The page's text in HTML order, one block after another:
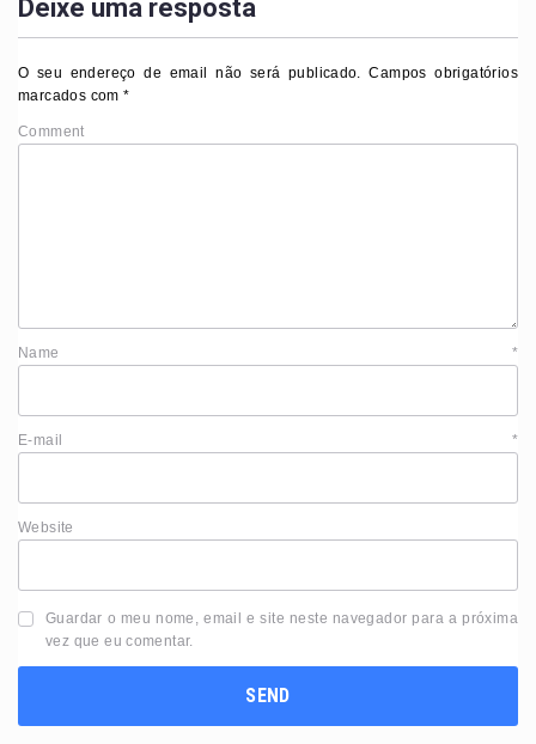
Deixe uma resposta
O seu endereço de email não será publicado. Campos obrigatórios
marcados com*
Comment
Name *
E-mail *
Website
Guardar o meu nome, email e site neste navegador para a próxima
vez que eu comentar.